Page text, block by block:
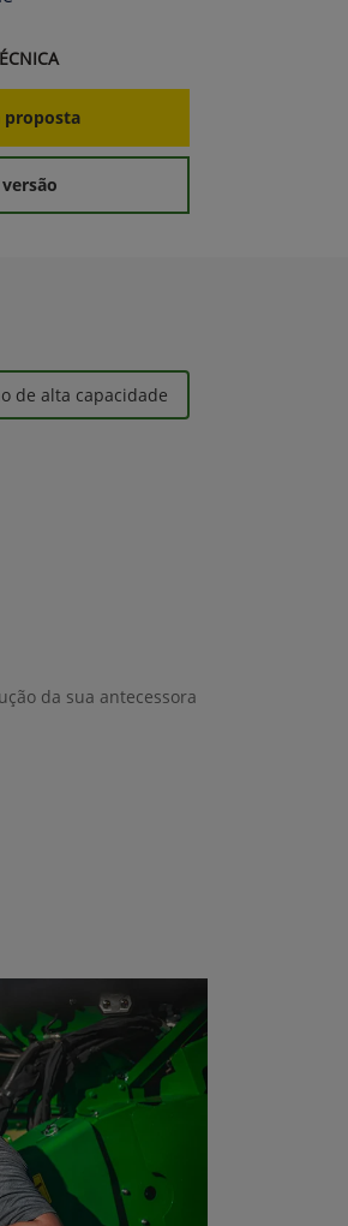
proposta
de alta capacidade
da sua antecessora